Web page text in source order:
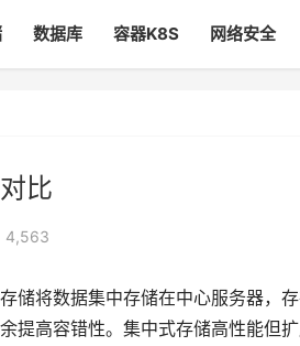
数据库 容器K8S 网络安全
比
4,563
储将数据集中存储在中心服务器，
提高容错性。集中式存储高性能但